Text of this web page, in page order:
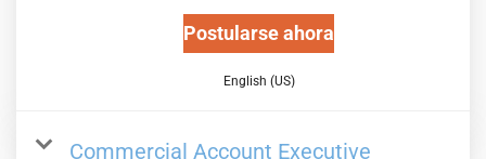
Postularse ahora
English (US)
Commercial Account Executive